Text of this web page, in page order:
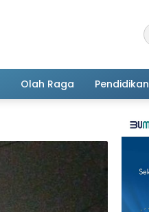
Olah Raga Pendidikan